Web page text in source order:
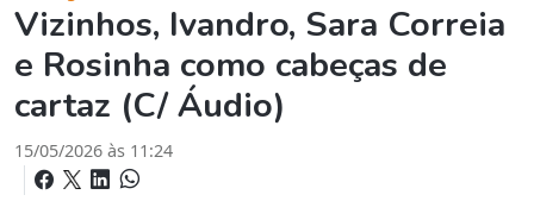
Vizinhos, Ivandro, Sara Correia
e Rosinha como cabeças de
cartaz (C/ Áudio)
15/05/2026 às 11:24